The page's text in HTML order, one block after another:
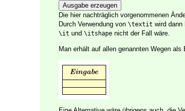
Ausgabe erzeugen
Die hier nachträglich vorgenommenen
Durch Verwendung von \textit wird dann
\it und \itshape nicht der Fall wäre.
Man erhält auf allen genannten Wegen